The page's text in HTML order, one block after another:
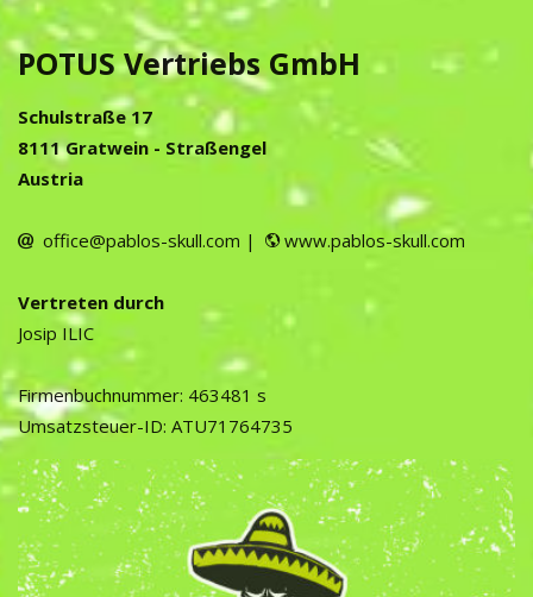
POTUS Vertriebs GmbH
Schulstraße 17
8111 Gratwein - Straßengel
Austria
office@pablos-skull.com | www.pablos-skull.com
Vertreten durch
Josip ILIC
Firmenbuchnummer: 463481 s
Umsatzsteuer-ID: ATU71764735